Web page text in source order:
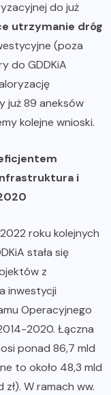
do już
utrzymanie dróg
(poza
do GDDKiA
już 89 aneksów
kolejne wnioski.
i
roku kolejnych
stała się
z
inwestycji
Operacyjnego
2020. Łączna
ponad 86,7 mld
to około 48,3 mld
zł). W ramach ww.